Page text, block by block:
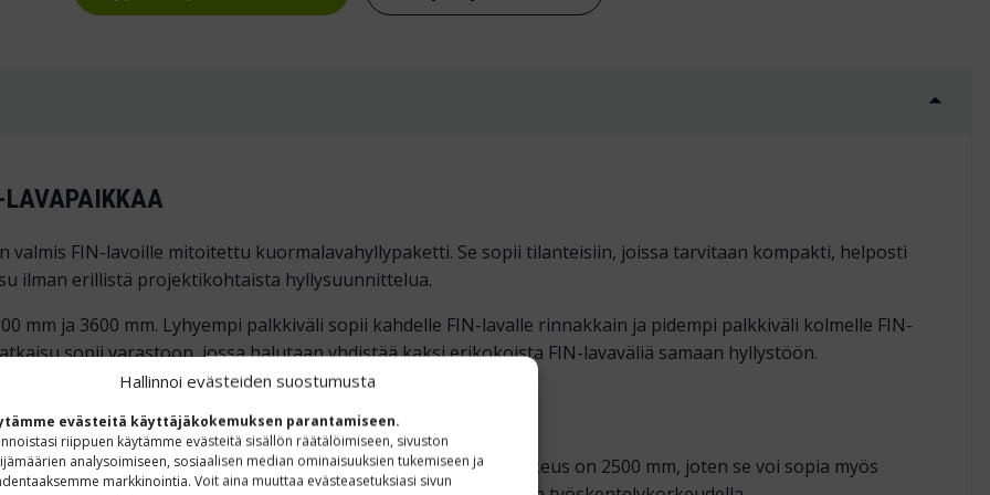
Hallinnoi evästeiden suostumusta
evästeitä käyttäjäkokemuksen parantamiseen.
riippuen käytämme evästeitä sisällön räätälöimiseen, sivuston
analysoimiseen, sosiaalisen median ominaisuuksien tukemiseen ja
markkinointia. Voit aina muuttaa evästeasetuksiasi sivun
LAVAPAIKKAA
valmis FIN-lavoille mitoitettu kuormalavahyllypaketti. Se sopii tilanteisiin, joissa tarvitaan kompakti, helposti
ilman erillistä projektikohtaista hyllysuunnittelua.
mm ja 3600 mm. Lyhyempi palkkiväli sopii kahdelle FIN-lavalle rinnakkain ja pidempi palkkiväli kolmelle FIN-
sopii varastoon, jossa halutaan yhdistää kaksi erikokoista FIN-lavaväliä samaan hyllystöön.
SOPII?
FIN-lavojen varastointitarpeeseen. Hyllystön korkeus on 2500 mm, joten se voi sopia myös